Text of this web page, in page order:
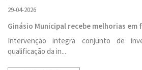
29-04-2026
Ginásio Municipal recebe melhorias em
Intervenção integra conjunto de
qualificação da in...